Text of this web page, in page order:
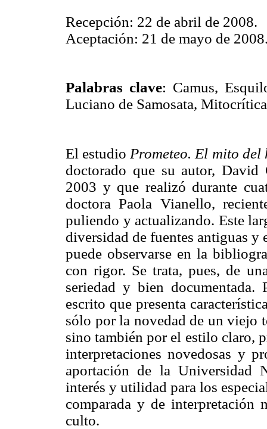
Recepción: 22 de abril de 2008.
Aceptación: 21 de mayo de
Palabras clave: Camus,
Luciano de Samosata,
El estudio Prometeo. El mito
doctorado que su autor, David
2003 y que realizó durante
doctora Paola Vianello,
puliendo y actualizando. Este
diversidad de fuentes antiguas
puede observarse en la
con rigor. Se trata, pues, de
seriedad y bien
escrito que presenta
sólo por la novedad de un
sino también por el estilo claro,
interpretaciones novedosas y
aportación de la Universidad
interés y utilidad para los
comparada y de interpretación
culto.